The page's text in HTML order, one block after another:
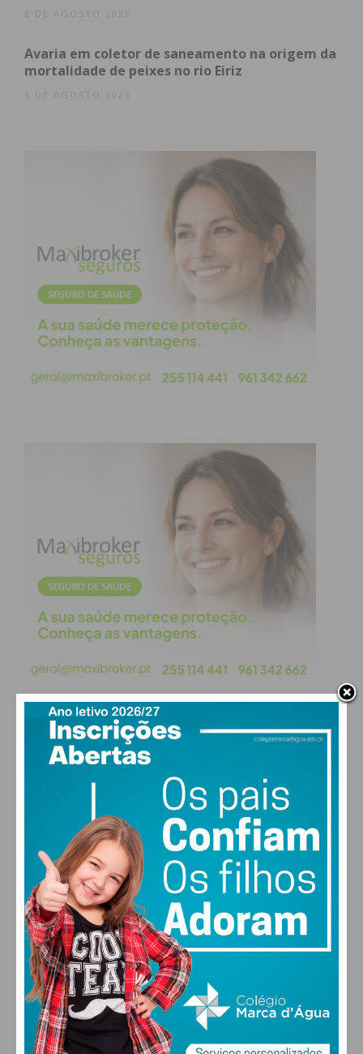
condições
6 DE AGOSTO 2026
Avaria em coletor de saneamento na origem da
mortalidade de peixes no rio Eiriz
6 DE AGOSTO 2026
PAÇOS DE FERREIRA
°
clear sky
84% humidade
vento: 1m/s E
MAX 17 • MIN 17
30°
SEX
28
SÁB
27
DOM SEG
ALTERAR